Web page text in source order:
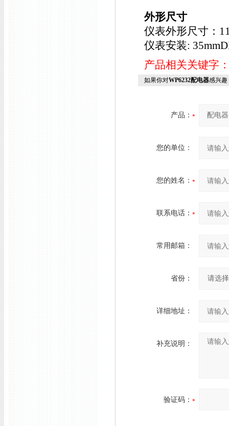
外形尺寸
仪表外形尺寸：
仪表安装:
产品相关关键字
如果你对WP6232配电器感兴趣
产品：
您的单位：
您的姓名：
联系电话：
常用邮箱：
省份：
详细地址：
补充说明：
验证码：